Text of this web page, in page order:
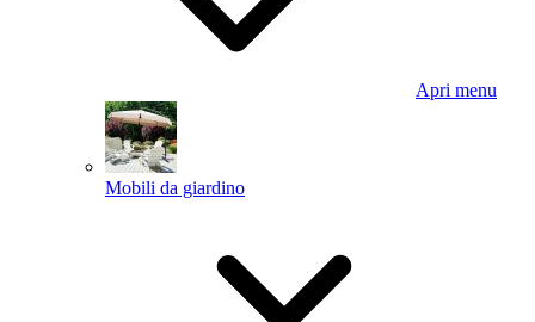
Apri menu
Mobili da giardino